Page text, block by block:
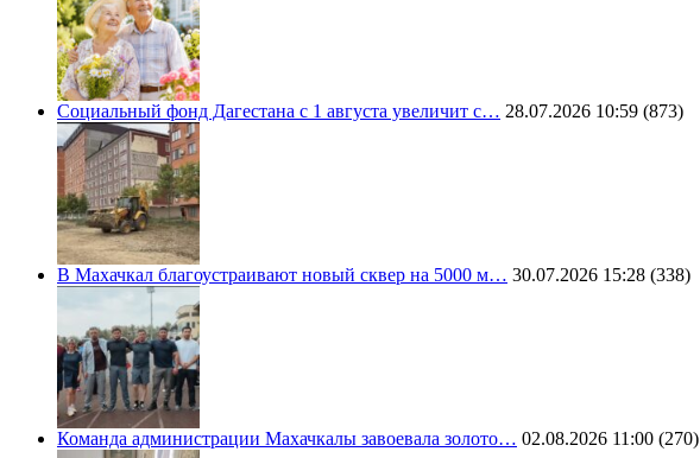
Социальный фонд Дагестана с 1 августа увеличит с… 28.07.2026 10:59 (873)
В Махачкал благоустраивают новый сквер на 5000 м… 30.07.2026 15:28 (338)
Команда администрации Махачкалы завоевала золото… 02.08.2026 11:00 (270)